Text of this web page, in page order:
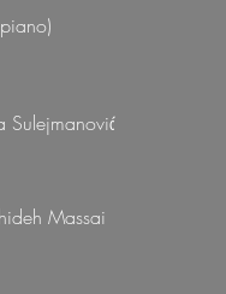
Sulejmanović
Massai